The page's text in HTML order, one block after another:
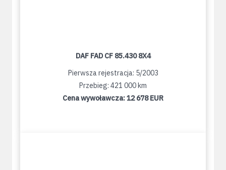
DAF FAD CF 85.430 8X4
Pierwsza rejestracja: 5/2003
Przebieg: 421 000 km
Cena wywoławcza:12 678 EUR